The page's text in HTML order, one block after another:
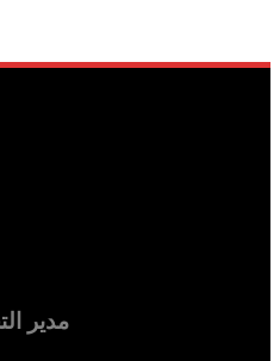
مدير